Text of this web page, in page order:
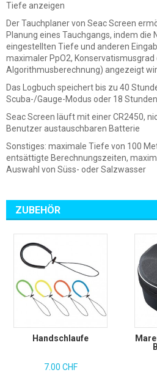
Tiefe anzeigen
Der Tauchplaner von Seac Screen
Planung eines Tauchgangs, indem die
eingestellten Tiefe und anderen
maximaler PpO2, Konservatismusgrad
Algorithmusberechnung) angezeigt
Das Logbuch speichert bis zu 40
Scuba-/Gauge-Modus oder 18
Seac Screen läuft mit einer CR2450,
Benutzer austauschbaren Batterie
Sonstiges: maximale Tiefe von 100
entsättigte Berechnungszeiten,
Auswahl von Süss- oder Salzwasser
ZUBEHÖR
Handschlaufe
7.00 CHF